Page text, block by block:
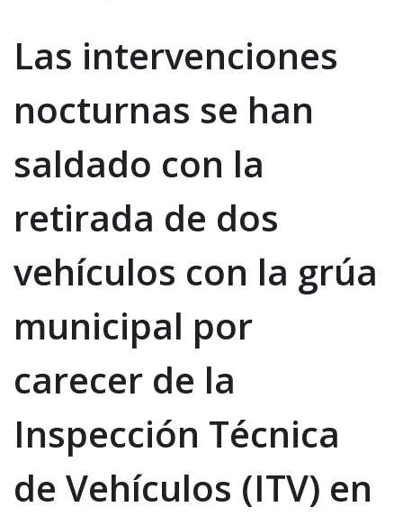
Las intervenciones
nocturnas se han
saldado con la
retirada de dos
vehículos con la grúa
municipal por
carecer de la
Inspección Técnica
de Vehículos (ITV) en